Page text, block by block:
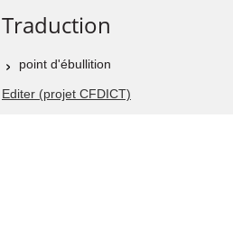
Traduction
point d'ébullition
Editer (projet CFDICT)